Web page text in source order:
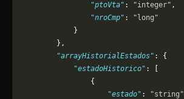
                "ptoVta"
: "integer" ,
                "nroCmp"
:
"long"
            }
        },
        "arrayHistorialEstados"
: {
            "estadoHistorico"
: [
                {
                    "estado"
: "string"